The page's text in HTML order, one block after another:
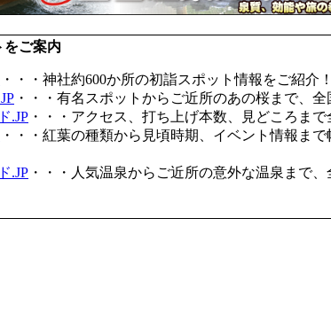
をご案内
・・・神社約600か所の初詣スポット情報をご紹介！
・・・有名スポットからご近所のあの桜まで、全
.JP ・・・アクセス、打ち上げ本数、見どころま
・・・紅葉の種類から見頃時期、イベント情報ま
.JP ・・・人気温泉からご近所の意外な温泉まで